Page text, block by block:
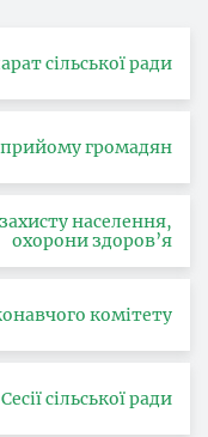
сільської ради
прийому громадян
населення,
охорони здоров’я
комітету
Сесії сільської ради